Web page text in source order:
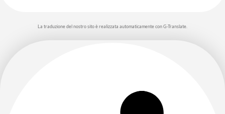
La traduzione del nostro sito è realizzata automaticamente con G-Translate.